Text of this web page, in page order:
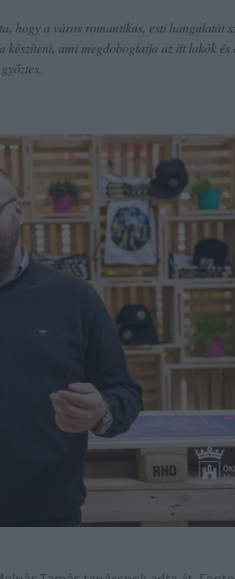
hogy a város romantikus, esti hangulatát
készíteni, ami megdobogtatja az itt lakók és